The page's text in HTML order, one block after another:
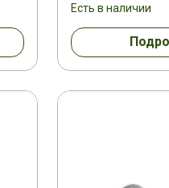
Есть в наличии